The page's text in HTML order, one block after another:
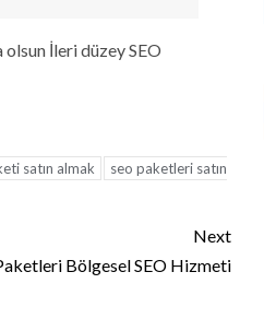
İleri düzey SEO
satın almak
seo paketleri satın
Next
Bölgesel SEO Hizmeti